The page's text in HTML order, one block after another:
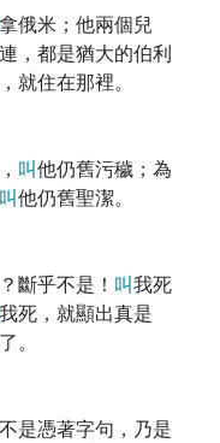
拿俄米；他兩個兒
，都是猶大的伯利
就住在那裡。
叫他仍舊污穢；為
叫他仍舊聖潔。
斷乎不是！ 叫我死
我死，就顯出真是
。
是憑著字句，乃是